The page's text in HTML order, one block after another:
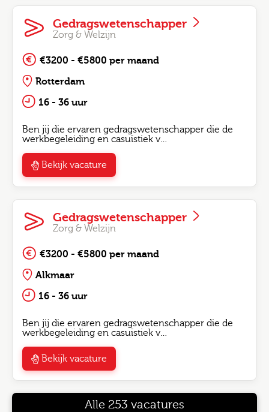
Gedragswetenschapper
Zorg & Welzijn
€3200 - €5800 per maand
Rotterdam
16 - 36 uur
Ben jij die ervaren gedragswetenschapper die de
werkbegeleiding en casuïstiek v…
Bekijk vacature
Gedragswetenschapper
Zorg & Welzijn
€3200 - €5800 per maand
Alkmaar
16 - 36 uur
Ben jij die ervaren gedragswetenschapper die de
werkbegeleiding en casuïstiek v…
Bekijk vacature
Alle 253 vacatures